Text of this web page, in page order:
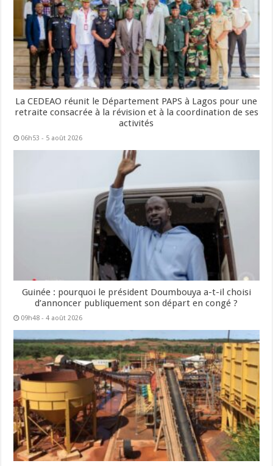
La CEDEAO réunit le Département PAPS à Lagos pour une
retraite consacrée à la révision et à la coordination de ses
activités
06h53 - 5 août 2026
Guinée : pourquoi le président Doumbouya a-t-il choisi
d’annoncer publiquement son départ en congé ?
09h48 - 4 août 2026